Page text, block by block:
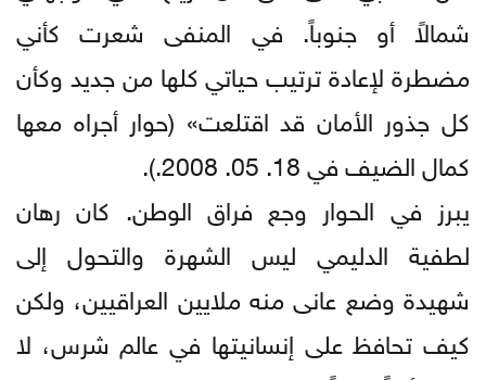
شمالاً أو جنوباً. في المنفى شعرت كأني
مضطرة لإعادة ترتيب حياتي كلها من جديد وكأن
كل جذور الأمان قد اقتلعت» (حوار أجراه معها
كمال الضيف في 18. 05. 2008.).
يبرز في الحوار وجع فراق الوطن. كان رهان
لطفية الدليمي ليس الشهرة والتحول إلى
شهيدة وضع عانى منه ملايين العراقيين، ولكن
كيف تحافظ على إنسانيتها في عالم شرس، لا